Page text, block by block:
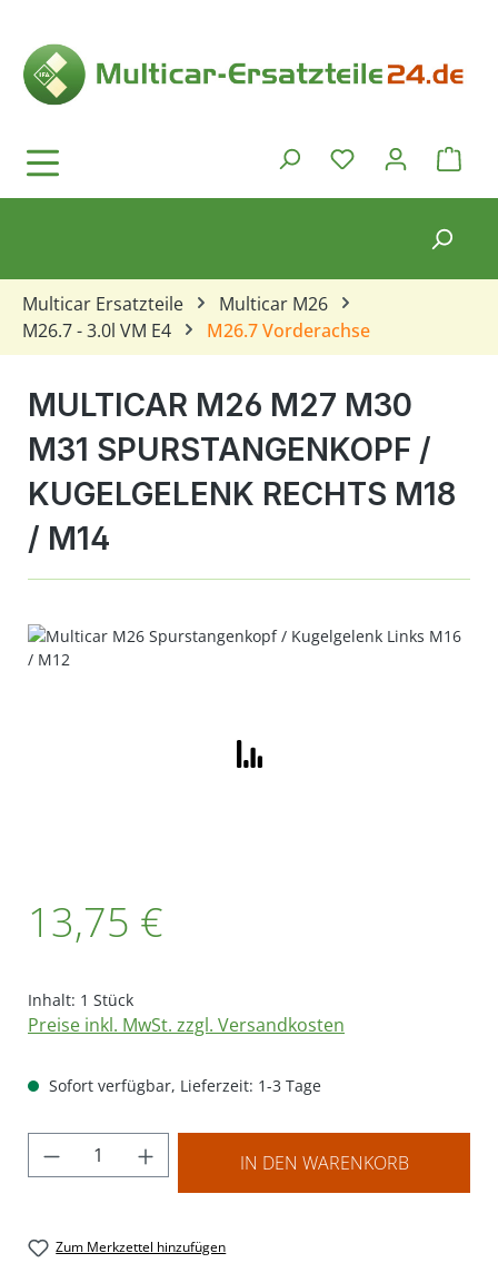
Du hast 0
Multicar Ersatzteile
Multicar M26
M26.7 - 3.0l VM E4
M26.7 Vorderachse
MULTICAR M26 M27 M30
M31 SPURSTANGENKOPF /
KUGELGELENK RECHTS M18
/ M14
Bildergalerie überspringen
13,75 €
Inhalt: 1 Stück
Preise inkl. MwSt. zzgl. Versandkosten
Sofort verfügbar, Lieferzeit: 1-3 Tage
Produkt Anzahl: Gib den gewünschten
IN DEN WARENKORB
Zum Merkzettel hinzufügen